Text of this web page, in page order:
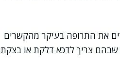
את התרופה בעיקר מהקשרים
צריך לדכא דלקת או בצקת